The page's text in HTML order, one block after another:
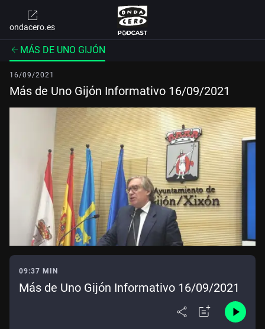
ondacero.es
MÁS DE UNO GIJÓN
16/09/2021
Más de Uno Gijón Informativo 16/09/2021
09:37 MIN
Más de Uno Gijón Informativo 16/09/2021